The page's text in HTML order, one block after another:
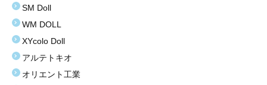
SM Doll
WM DOLL
XYcolo Doll
アルテトキオ
オリエント工業